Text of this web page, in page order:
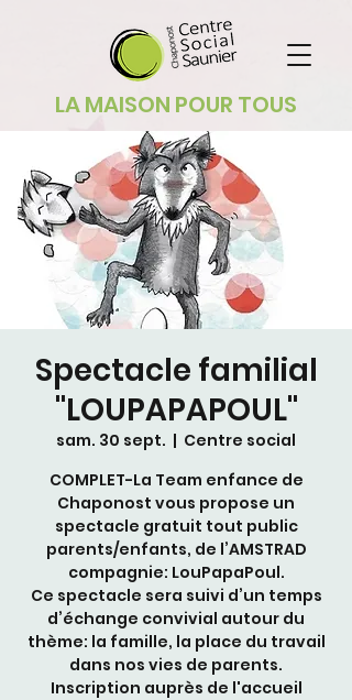
LA MAISON POUR TOUS
Spectacle familial
"LOUPAPAPOUL"
sam. 30 sept.
  |
Centre social
COMPLET-La Team enfance de
Chaponost vous propose un
spectacle gratuit tout public
parents/enfants, de l’AMSTRAD
compagnie: LouPapaPoul.
Ce spectacle sera suivi d’un temps
d’échange convivial autour du
thème: la famille, la place du travail
dans nos vies de parents.
Inscription auprès de l'accueil